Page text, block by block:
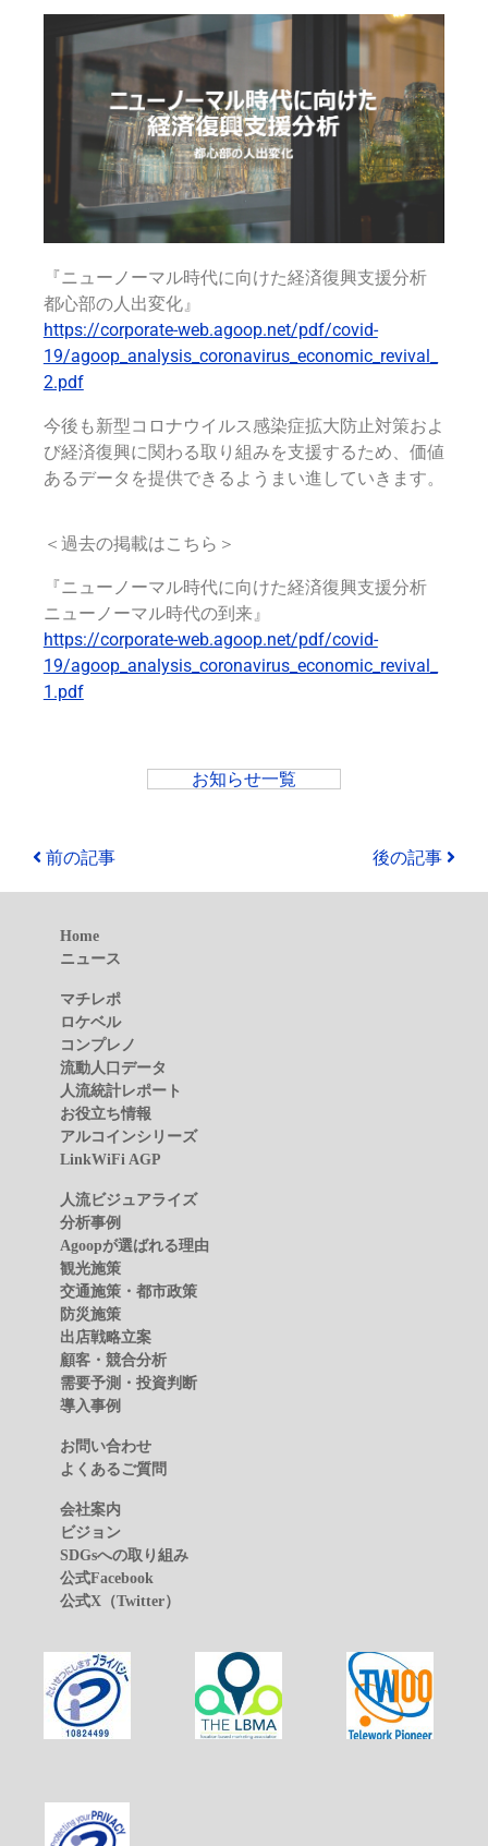
『ニューノーマル時代に向けた経済復興支援分析
都心部の人出変化』
https://corporate-web.agoop.net/pdf/covid-
19/agoop_analysis_coronavirus_economic_revival_
2.pdf
今後も新型コロナウイルス感染症拡大防止対策およ
び経済復興に関わる取り組みを支援するため、価値
あるデータを提供できるようまい進していきます。
＜過去の掲載はこちら＞
『ニューノーマル時代に向けた経済復興支援分析
ニューノーマル時代の到来』
https://corporate-web.agoop.net/pdf/covid-
19/agoop_analysis_coronavirus_economic_revival_
1.pdf
お知らせ一覧
前の記事 後の記事
Home
ニュース
マチレポ
ロケベル
コンプレノ
流動人口データ
人流統計レポート
お役立ち情報
アルコインシリーズ
LinkWiFi AGP
人流ビジュアライズ
分析事例
Agoopが選ばれる理由
観光施策
交通施策・都市政策
防災施策
出店戦略立案
顧客・競合分析
需要予測・投資判断
導入事例
お問い合わせ
よくあるご質問
会社案内
ビジョン
SDGsへの取り組み
公式Facebook
公式X（Twitter）